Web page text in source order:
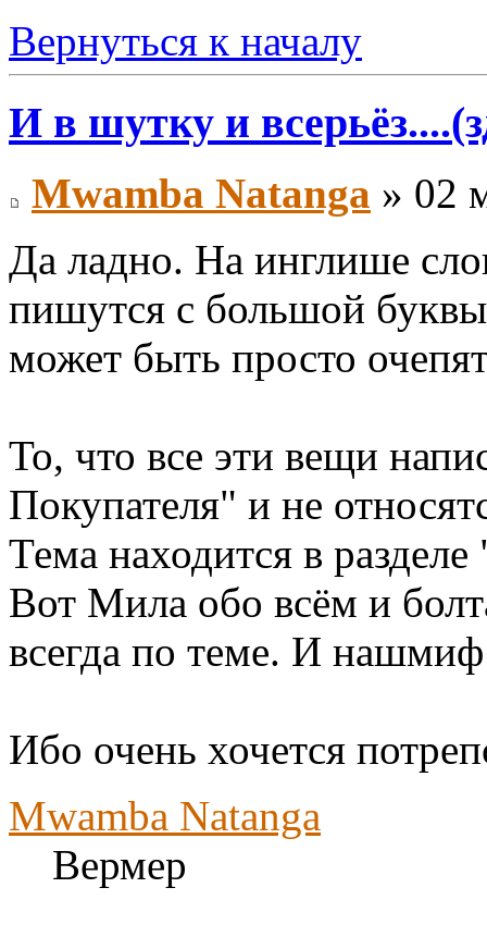
Вернуться к началу
И в шутку и
Mwamba Natanga » 02
Да ладно. На инглише
пишутся с большой
может быть просто
То, что все эти вещи
Покупателя" и не
Тема находится в
Вот Мила обо всём и
всегда по теме. И
Ибо очень хочется
Mwamba Natanga
Вермер